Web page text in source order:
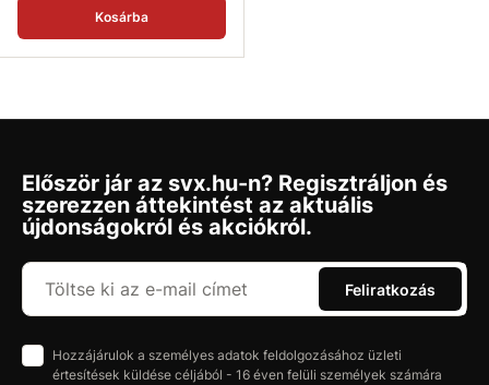
Kosárba
Először jár az svx.hu-n? Regisztráljon és
szerezzen áttekintést az aktuális
újdonságokról és akciókról.
Feliratkozás
Hozzájárulok a személyes adatok feldolgozásához üzleti
értesítések küldése céljából - 16 éven felüli személyek számára